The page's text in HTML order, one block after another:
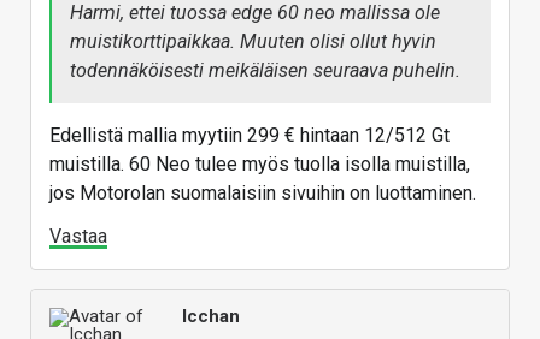
Harmi, ettei tuossa edge 60 neo mallissa ole
muistikorttipaikkaa. Muuten olisi ollut hyvin
todennäköisesti meikäläisen seuraava puhelin.
Edellistä mallia myytiin 299 € hintaan 12/512 Gt
muistilla. 60 Neo tulee myös tuolla isolla muistilla,
jos Motorolan suomalaisiin sivuihin on luottaminen.
Vastaa
Icchan